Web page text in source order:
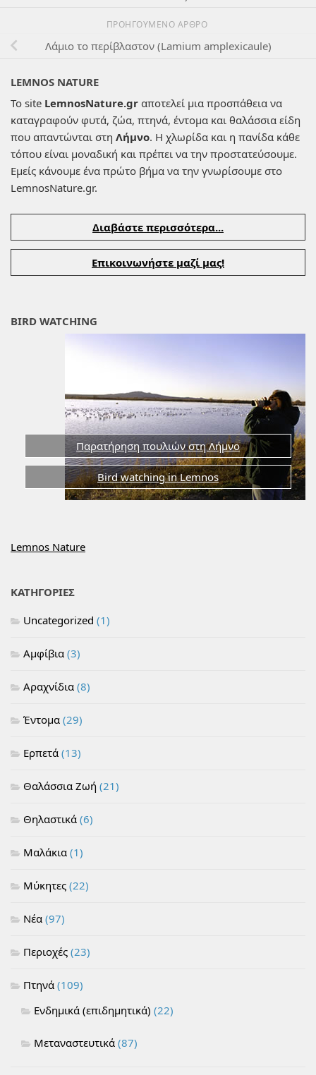
ΠΡΟΗΓΟΎΜΕΝΟ ΆΡΘΡΟ
Λάμιο το περίβλαστον (Lamium amplexicaule)
LEMNOS NATURE
Το site LemnosNature.gr αποτελεί μια προσπάθεια να
καταγραφούν φυτά, ζώα, πτηνά, έντομα και θαλάσσια είδη
που απαντώνται στη Λήμνο. Η χλωρίδα και η πανίδα κάθε
τόπου είναι μοναδική και πρέπει να την προστατεύσουμε.
Εμείς κάνουμε ένα πρώτο βήμα να την γνωρίσουμε στο
LemnosNature.gr.
Διαβάστε περισσότερα...
Επικοινωνήστε μαζί μας!
BIRD WATCHING
Παρατήρηση πουλιών στη Λήμνο
Bird watching in Lemnos
Lemnos Nature
ΚΑΤΗΓΟΡΙΕΣ
Uncategorized (1)
Αμφίβια (3)
Αραχνίδια (8)
Έντομα (29)
Ερπετά (13)
Θαλάσσια Ζωή (21)
Θηλαστικά (6)
Μαλάκια (1)
Μύκητες (22)
Νέα (97)
Περιοχές (23)
Πτηνά (109)
Ενδημικά (επιδημητικά) (22)
Μεταναστευτικά (87)